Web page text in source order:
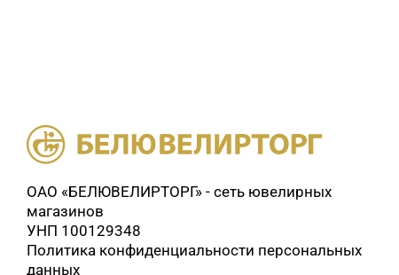
ОАО «БЕЛЮВЕЛИРТОРГ» - сеть ювелирных
магазинов
УНП 100129348
Политика конфиденциальности персональных
данных